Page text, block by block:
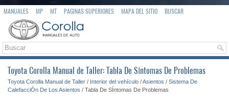
MANUALES MP MT PAGINAS SUPERIORES MAPA DEL SITIO BUSCAR
Toyota Corolla Manual de Taller: Tabla De SÍntomas De Problemas
Toyota Corolla Manual de Taller / Interior del vehículo /Asientos / Sistema De
CalefacciÓn De Los Asientos / Tabla De SÍntomas De Problemas